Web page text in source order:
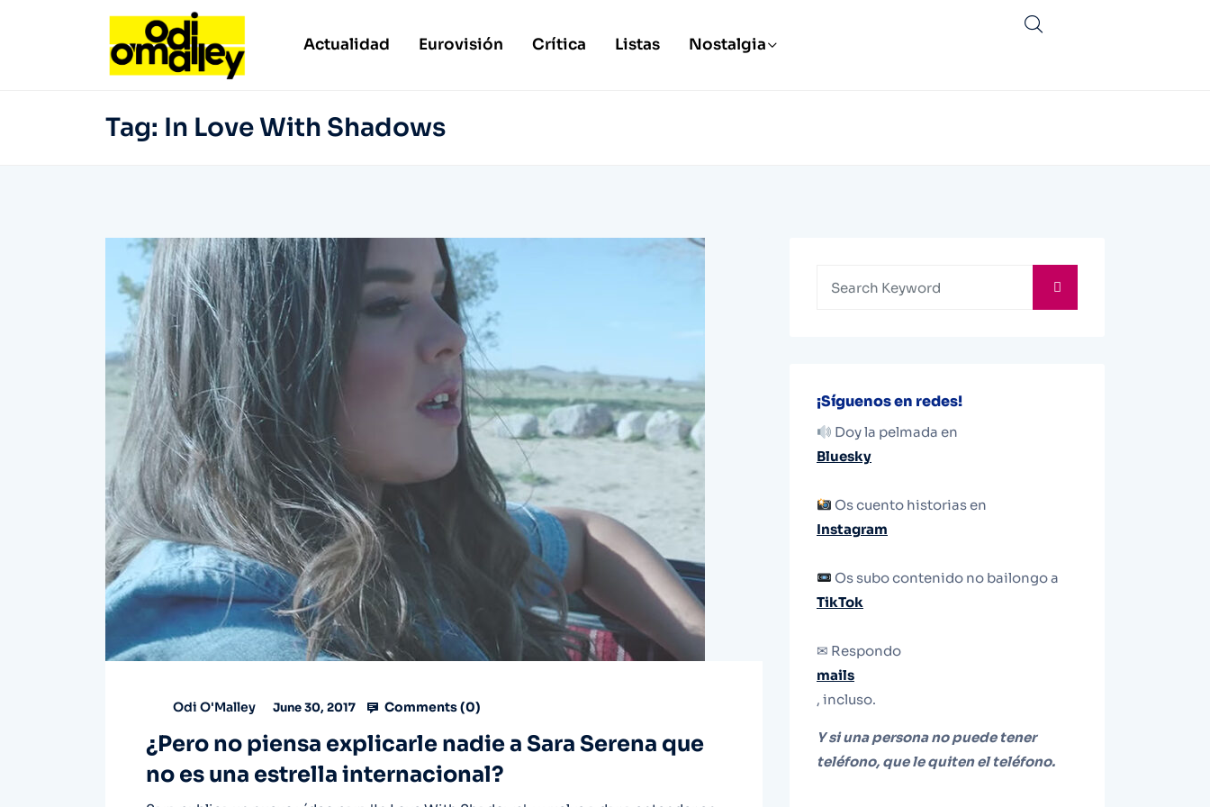
Actualidad Eurovisión Crítica Listas Nostalgia
Tag: In Love With Shadows
Odi O'Malley June 30, 2017 Comments (0)
¿Pero no piensa explicarle nadie a Sara Serena que
no es una estrella internacional?
¡Síguenos en redes!
Doy la pelmada en
Bluesky
Os cuento historias en
Instagram
Os subo contenido no bailongo a
TikTok
✉ Respondo
mails
, incluso.
Y si una persona no puede tener
teléfono, que le quiten el teléfono.